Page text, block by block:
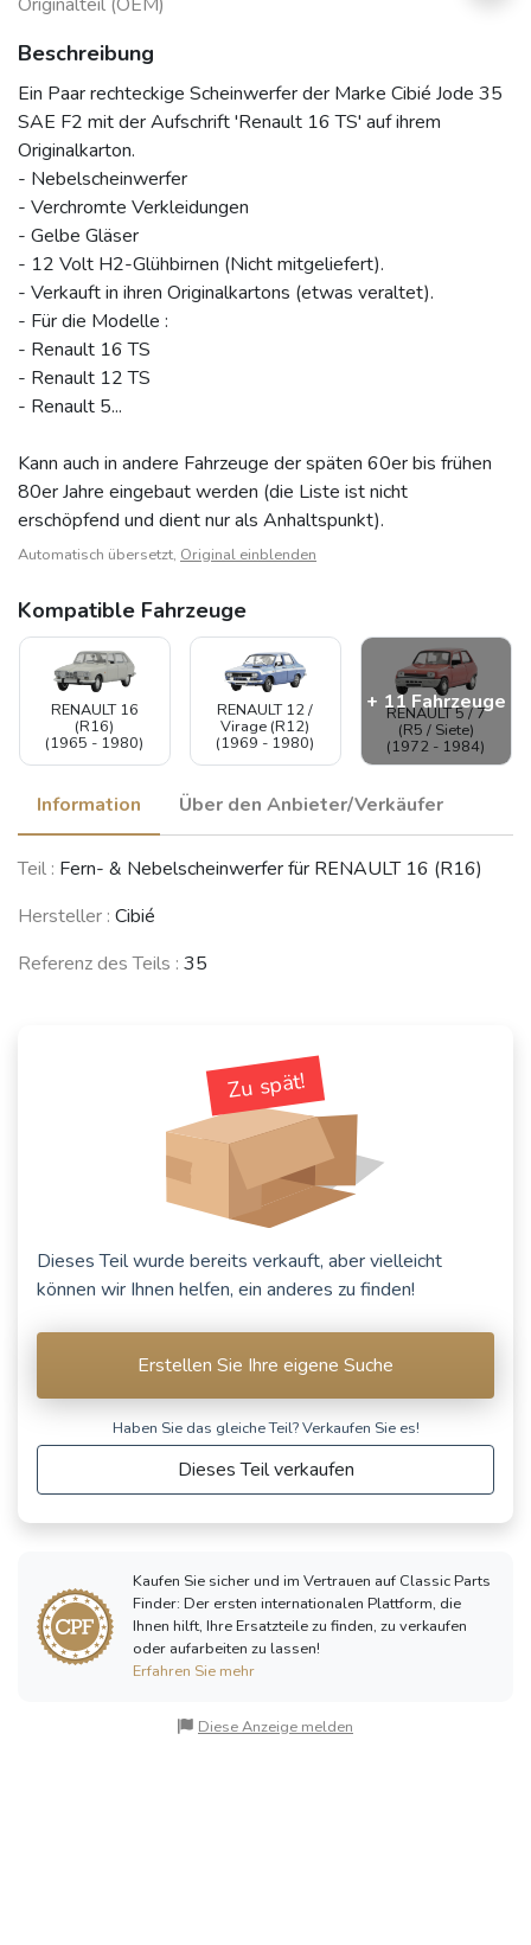
Beschreibung
Ein Paar rechteckige Scheinwerfer der Marke Cibié Jode 35
SAE F2 mit der Aufschrift 'Renault 16 TS' auf ihrem
Originalkarton.
- Nebelscheinwerfer
- Verchromte Verkleidungen
- Gelbe Gläser
- 12 Volt H2-Glühbirnen (Nicht mitgeliefert).
- Verkauft in ihren Originalkartons (etwas veraltet).
- Für die Modelle :
- Renault 16 TS
- Renault 12 TS
- Renault 5...
Kann auch in andere Fahrzeuge der späten 60er bis frühen
80er Jahre eingebaut werden (die Liste ist nicht
erschöpfend und dient nur als Anhaltspunkt).
Automatisch übersetzt, Original einblenden
Kompatible Fahrzeuge
RENAULT 16
(R16)
(1965 - 1980)
RENAULT 12 /
Virage (R12)
(1969 - 1980)
RENAULT 5 / 7
(R5 / Siete)
(1972 - 1984)
+ 11 Fahrzeuge
PEUGEOT 205
(1983 - 1998)
CITROËN CX
(1974 - 1991)
CITROËN BX
(1982 - 1994)
RENAULT 9 /
Broadway / 11
/ Encore (R9 /
R11)
(1981 - 2003)
CITROËN Visa /
(1978 - 2005)
CITROËN GS /
GSA
(1970 - 1986)
Siehe weniger Fahrzeuge
Information Über den Anbieter/Verkäufer
Teil : Fern- & Nebelscheinwerfer für RENAULT 16 (R16)
Hersteller : Cibié
Referenz des Teils : 35
Zu spät!
Dieses Teil wurde bereits verkauft, aber vielleicht
können wir Ihnen helfen, ein anderes zu finden!
Erstellen Sie Ihre eigene Suche
Haben Sie das gleiche Teil? Verkaufen Sie es!
Dieses Teil verkaufen
Kaufen Sie sicher und im Vertrauen auf Classic Parts
Finder: Der ersten internationalen Plattform, die
Ihnen hilft, Ihre Ersatzteile zu finden, zu verkaufen
oder aufarbeiten zu lassen!
Erfahren Sie mehr
Diese Anzeige melden